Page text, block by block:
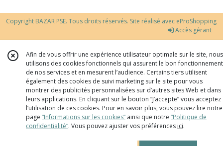
Copyright BAZAR PSE. Tous droits réservés. Site réalisé avec eProShopping
Accès gérant
Afin de vous offrir une expérience utilisateur optimale sur le site, nous
utilisons des cookies fonctionnels qui assurent le bon fonctionnement
de nos services et en mesurent l’audience. Certains tiers utilisent
également des cookies de suivi marketing sur le site pour vous
montrer des publicités personnalisées sur d’autres sites Web et dans
leurs applications. En cliquant sur le bouton “J’accepte” vous acceptez
l’utilisation de ces cookies. Pour en savoir plus, vous pouvez lire notre
page “Informations sur les cookies” ainsi que notre “Politique de
confidentialité“. Vous pouvez ajuster vos préférences ici.